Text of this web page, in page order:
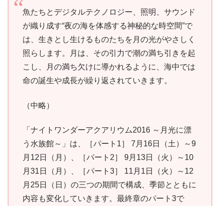
魚たちとデジタルテクノロジー、照明、サウンド
が織り成す“夜の海を体感する神秘的な時空間”で
は、生きとし生けるものたちを月の光がやさしく
照らします。月は、その引力で潮の満ち引きを起
こし、月の満ち欠けに導かれるように、海中では
命の誕生や成長が繰り返されていきます。
（中略）
「ナイトワンダーアクアリウム2016 ～月光に漂
う水族館～」は、［パート1］ 7月16日（土）～9
月12日（月）、［パート2］ 9月13日（火）～10
月31日（月）、［パート3］ 11月1日（火）～12
月25日（日）の三つの期間で構成、季節とともに
内容も変化していきます。最終章のパート3で